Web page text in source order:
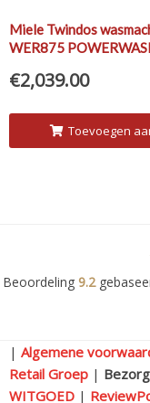
Miele Twindos
WER875
€2,039.00
Toevoegen
Beoordeling 9.2
| Algemene
Retail Groep |
WITGOED |